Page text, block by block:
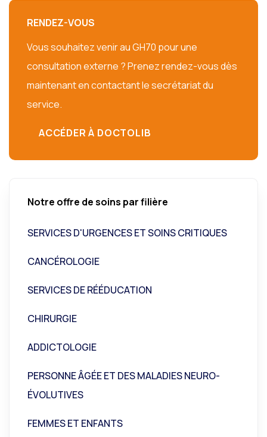
RENDEZ-VOUS
Vous souhaitez venir au GH70 pour une
consultation externe ? Prenez rendez-vous dès
maintenant en contactant le secrétariat du
service.
ACCÉDER À DOCTOLIB
Notre offre de soins par filière
SERVICES D'URGENCES ET SOINS CRITIQUES
CANCÉROLOGIE
SERVICES DE RÉÉDUCATION
CHIRURGIE
ADDICTOLOGIE
PERSONNE ÂGÉE ET DES MALADIES NEURO-
ÉVOLUTIVES
FEMMES ET ENFANTS